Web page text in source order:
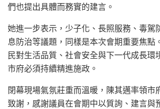
們也提出具體而務實的建言。
她進一步表示，少子化、長照服務、毒駕
息防治等議題，同樣是本次會期重要焦點
民對生活品質、社會安全與下一代成長環
市府必須持續精進施政。
閉幕現場氣氛莊重而溫暖，陳其邁率領市
致謝，感謝議員在會期中以質詢、建言與